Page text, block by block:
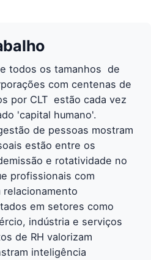
todos os tamanhos  de
com centenas de
por CLT  estão cada vez
'capital humano'.
de pessoas mostram
estão entre os
e rotatividade no
profissionais com
relacionamento
em setores como
indústria e serviços
de RH valorizam
inteligência